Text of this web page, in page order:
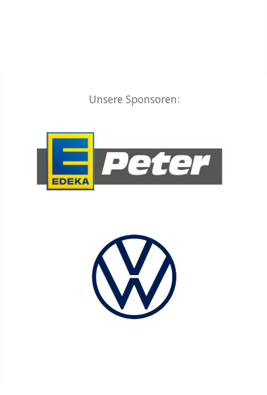
Unsere Sponsoren: